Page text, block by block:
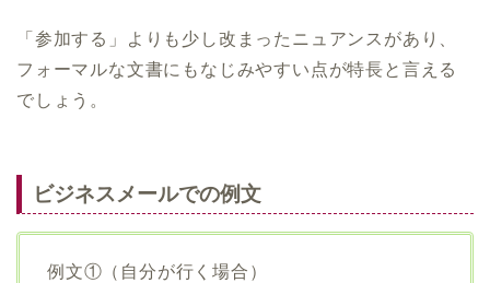
「参加する」よりも少し改まったニュアンスがあり、
フォーマルな文書にもなじみやすい点が特長と言える
でしょう。
ビジネスメールでの例文
例文①（自分が行く場合）